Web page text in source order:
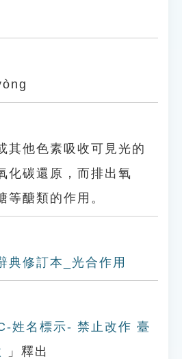
其他色素吸收可見光的
化碳還原，而排出氧
等醣類的作用。
典修訂本_光合作用
姓名標示- 禁止改作 臺
」釋出